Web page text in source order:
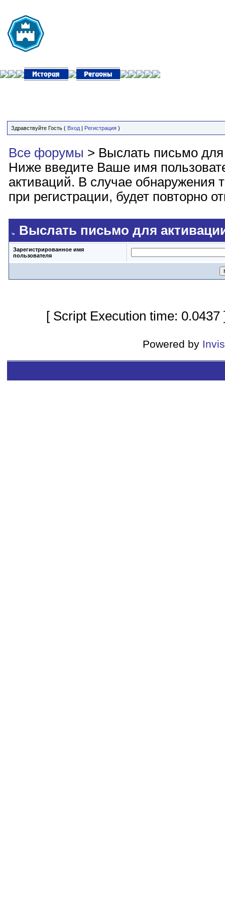
Здравствуйте Гость ( Вход | Регистрация )
Все форумы > Выслать письмо
Ниже введите Ваше имя
активаций. В случае обнаружения
при регистрации, будет повторно
Выслать письмо для
Зарегистрированное имя
пользователя
[ Script Execution time:
Powered by